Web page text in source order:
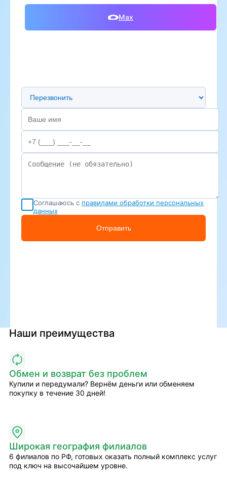
Max
Предпочтительный способ связи
Соглашаюсь с правилами обработки персональных
данных
Отправить
Наши преимущества
Обмен и возврат без проблем
Купили и передумали? Вернём деньги или обменяем
покупку в течение 30 дней!
Широкая география филиалов
6 филиалов по РФ, готовых оказать полный комплекс услуг
под ключ на высочайшем уровне.